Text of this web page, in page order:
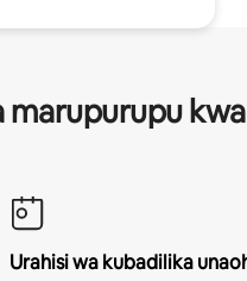
marupurupu
Urahisi wa kubadilika